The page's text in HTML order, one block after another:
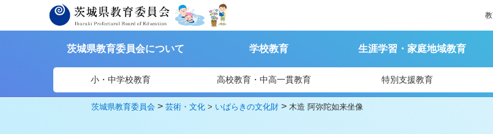
茨城県教育委員会について 学校教育 生涯学習・家庭地域教育
小・中学校教育 高校教育・中高一貫教育 特別支援教育
茨城県教育委員会 >芸術・文化 > いばらきの文化財 > 木造 阿弥陀如来坐像